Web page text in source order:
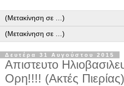
Δευτέρα 31 Αυγούστου 2015
Απιστευτο
Ορη!!!! (Ακτές Πιερίας)